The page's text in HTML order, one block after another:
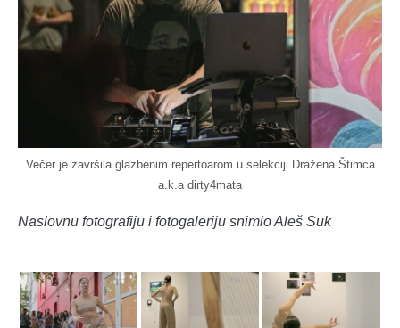
Večer je završila glazbenim repertoarom u selekciji Dražena Štimca
a.k.a dirty4mata
Naslovnu fotografiju i fotogaleriju snimio Aleš Suk